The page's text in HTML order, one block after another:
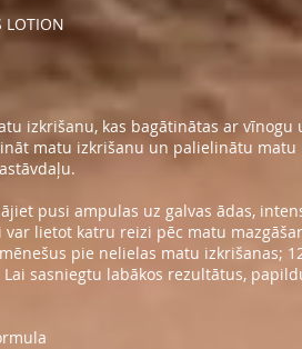
LOTION
izkrišanu, kas bagātinātas ar vīnogu
matu izkrišanu un palielinātu
pusi ampulas uz galvas ādas,
lietot katru reizi pēc matu
pie nelielas matu izkrišanas;
Lai sasniegtu labākos rezultātus,